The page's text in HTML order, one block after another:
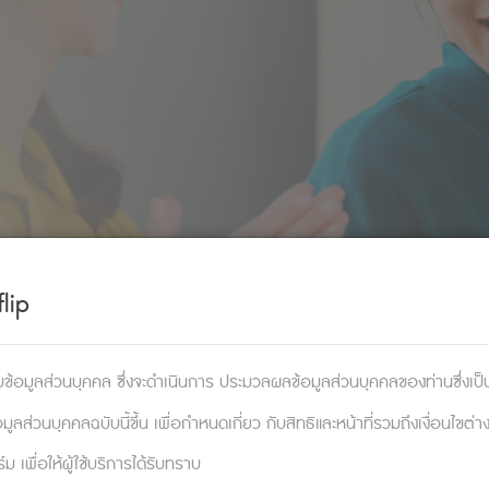
อมูลส่วนบุคคล ซึ่งจะดำเนินการ ประมวลผลข้อมูลส่วนบุคคลของท่านซึ่งเ
ส่วนบุคคลฉบับนี้ขึ้น เพื่อกำหนดเกี่ยว กับสิทธิและหน้าที่รวมถึงเงื่อนไขต่า
เพื่อให้ผู้ใช้บริการได้รับทราบ